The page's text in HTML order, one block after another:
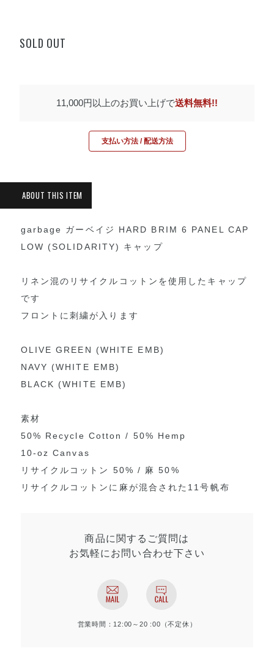
SOLD OUT
11,000円以上のお買い上げで送料無料!!
支払い方法 / 配送方法
garbage ガーベイジ HARD BRIM 6 PANEL CAP
LOW (SOLIDARITY) キャップ
リネン混のリサイクルコットンを使用したキャップ
です
フロントに刺繍が入ります
OLIVE GREEN (WHITE EMB)
NAVY (WHITE EMB)
BLACK (WHITE EMB)
素材
50% Recycle Cotton / 50% Hemp
10-oz Canvas
リサイクルコットン 50% / 麻 50%
リサイクルコットンに麻が混合された11号帆布
商品に関するご質問は
お気軽にお問い合わせ下さい
営業時間：12:00～20 :00（不定休）